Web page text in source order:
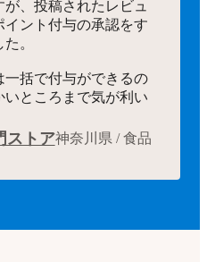
、投稿されたレビュ
ント付与の承認をす
。
一括で付与ができるの
ところまで気が利い
ストア神奈川県 / 食品